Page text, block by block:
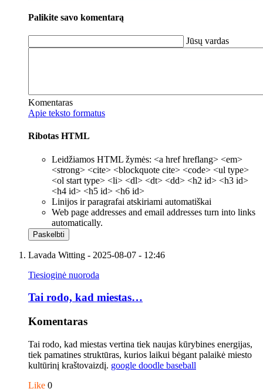
Palikite savo komentarą
Jūsų vardas
Komentaras
Apie teksto formatus
Ribotas HTML
Leidžiamos HTML žymės: <a href hreflang> <em>
<strong> <cite> <blockquote cite> <code> <ul type>
<ol start type> <li> <dl> <dt> <dd> <h2 id> <h3 id>
<h4 id> <h5 id> <h6 id>
Linijos ir paragrafai atskiriami automatiškai
Web page addresses and email addresses turn into links
automatically.
Lavada Witting - 2025-08-07 - 12:46
Tiesioginė nuoroda
Tai rodo, kad miestas…
Komentaras
Tai rodo, kad miestas vertina tiek naujas kūrybines energijas,
tiek pamatines struktūras, kurios laikui bėgant palaikė miesto
kultūrinį kraštovaizdį. google doodle baseball
Like 0